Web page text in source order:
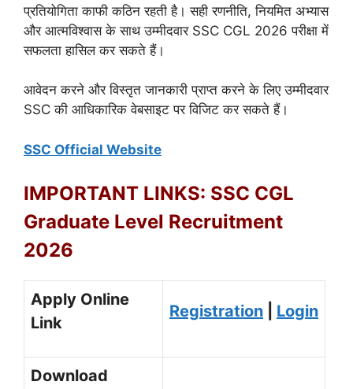
प्रतियोगिता काफी कठिन रहती है। सही रणनीति, नियमित अभ्यास
और आत्मविश्वास के साथ उम्मीदवार SSC CGL 2026 परीक्षा में
सफलता हासिल कर सकते हैं।
आवेदन करने और विस्तृत जानकारी प्राप्त करने के लिए उम्मीदवार
SSC की आधिकारिक वेबसाइट पर विजिट कर सकते हैं।
SSC Official Website
IMPORTANT LINKS: SSC CGL
Graduate Level Recruitment
2026
Apply Online
Link
Registration Login
Download